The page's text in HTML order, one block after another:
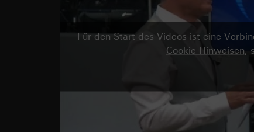
Für den Start des Videos ist eine
Cookie-Hinweisen,